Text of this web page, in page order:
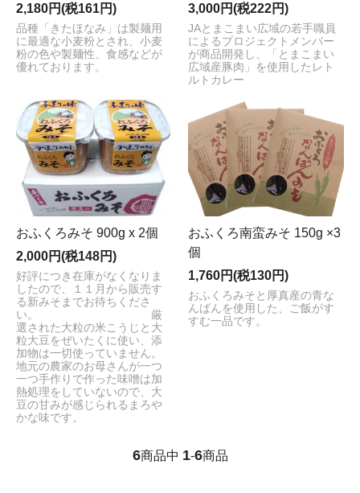
2,180円(税161円)
品種「きたほなみ」は製麺用
に最適な小麦粉とされ、小麦
粉の色や製麺性、食感などが
優れております。
3,000円(税222円)
JAとまこまい広域の若手職員
によるプロジェクトメンバー
が商品開発し、「とまこまい
広域産豚肉」を使用したレト
ルトカレー
おふくろみそ 900g x 2個
2,000円(税148円)
好評につき在庫がなくなりま
したので、１１月から販売す
る新みそまでお待ちくださ
い。 厳
選された大粒の米こうじと大
粒大豆をぜいたくに使い、添
加物は一切使っていません。
地元の農家のお母さんが一つ
一つ手作りで作った味噌は加
熱処理をしていないので、大
豆の甘みが感じられるまろや
かな味です。
おふくろ南蛮みそ 150g ×3
個
1,760円(税130円)
おふくろみそと厚真産の青な
んばんを使用した、ご飯がす
すむ一品です。
6商品中 1-6商品